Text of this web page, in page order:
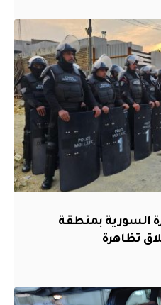
السورية بمنطقة
تظاهرة